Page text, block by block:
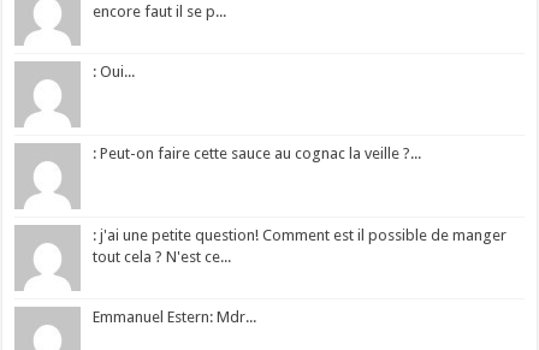
encore faut il se p...
: Oui...
: Peut-on faire cette sauce au cognac la veille ?...
: j'ai une petite question! Comment est il possible de manger
tout cela ? N'est ce...
Emmanuel Estern: Mdr...